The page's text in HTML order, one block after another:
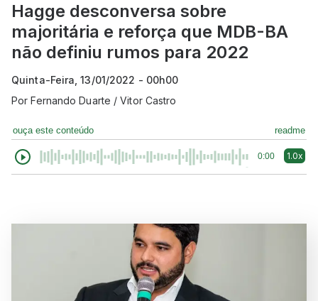
Hagge desconversa sobre
majoritária e reforça que MDB-BA
não definiu rumos para 2022
Quinta-Feira, 13/01/2022 - 00h00
PorFernando Duarte / Vitor Castro
ouça este conteúdo readme
0:00 1.0x